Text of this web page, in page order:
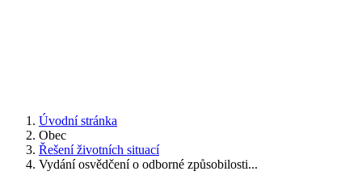
Úvodní stránka
Obec
Řešení životních situací
Vydání osvědčení o odborné způsobilosti...